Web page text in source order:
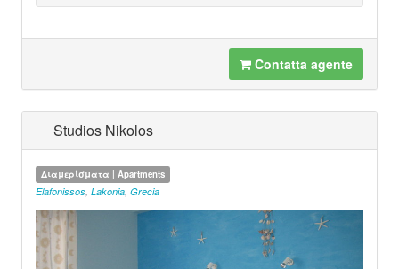
Contatta agente
Studios Nikolos
Διαμερίσματα | Apartments
Elafonissos, Lakonia, Grecia